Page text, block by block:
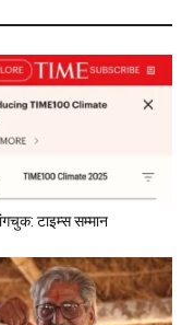
टाइम्स सम्मान